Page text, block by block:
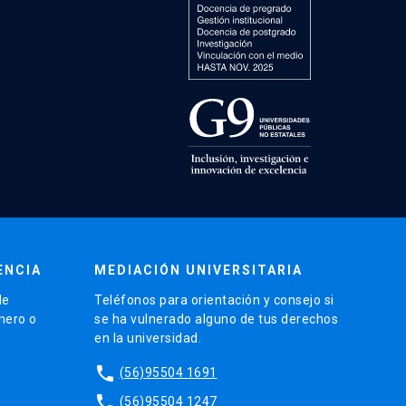
o
MEDIACIÓN UNIVERSITARIA
Teléfonos para orientación y consejo si
se ha vulnerado alguno de tus derechos
en la universidad.
phone (56)95504 1691
(56)95504 1247